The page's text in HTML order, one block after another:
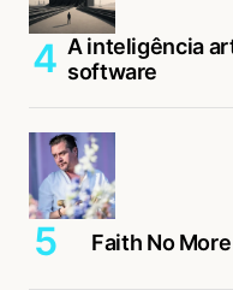
A inteligência
software
Faith No